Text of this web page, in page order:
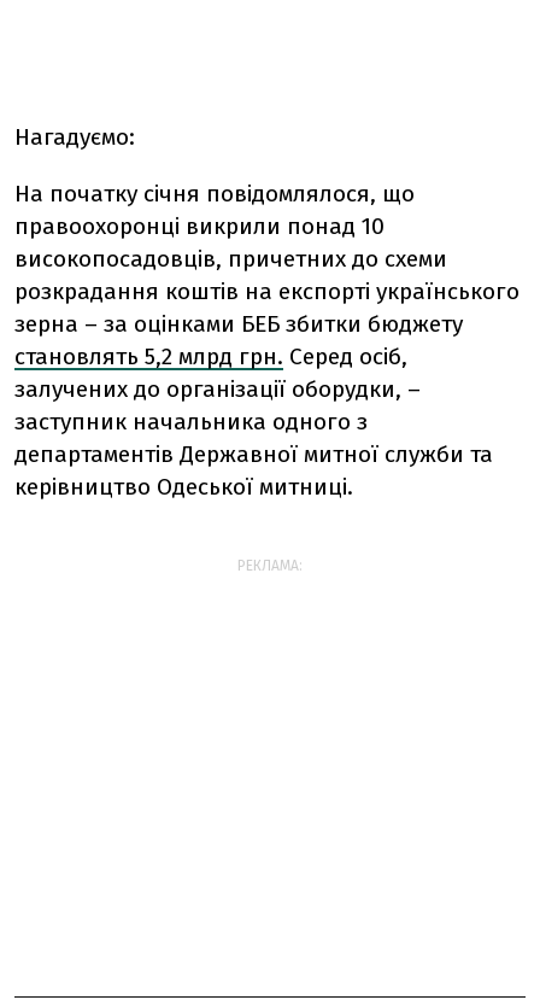
Нагадуємо:
На початку січня повідомлялося, що
правоохоронці викрили понад 10
високопосадовців, причетних до схеми
розкрадання коштів на експорті українського
зерна – за оцінками БЕБ збитки бюджету
становлять 5,2 млрд грн. Серед осіб,
залучених до організації оборудки, –
заступник начальника одного з
департаментів Державної митної служби та
керівництво Одеської митниці.
РЕКЛАМА: